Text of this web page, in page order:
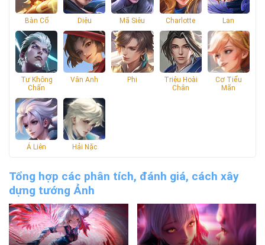
Bàn Cổ Diệu Mã Siêu Charlotte Lan
Tư Không
Chấn
Vân Anh Phi
Triệu Hoài
Chân
Cơ Tiểu
Mãn
Á Liên Hải Nặc
Tổng hợp các phân tích, đánh giá, cách xây
dựng tướng Ảnh